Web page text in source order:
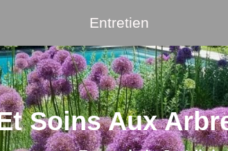
Entretien
Soins Aux